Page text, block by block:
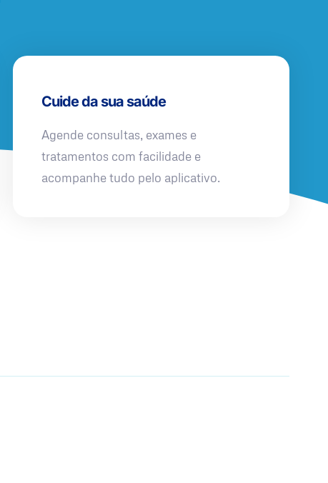
Cuide da sua saúde
Agende consultas, exames e
tratamentos com facilidade e
acompanhe tudo pelo aplicativo.